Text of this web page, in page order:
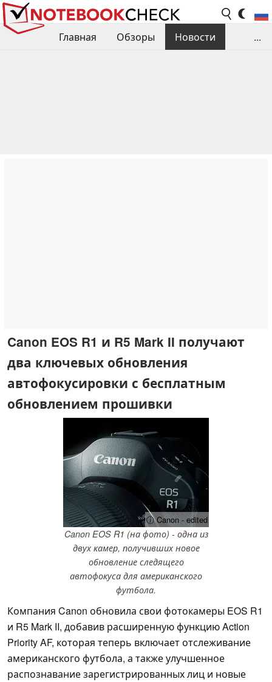
Главная Обзоры
Новости
...
Canon EOS R1 и R5 Mark II получают
два ключевых обновления
автофокусировки с бесплатным
обновлением прошивки
ⓘ Canon - edited
Canon EOS R1 (на фото) - одна из
двух камер, получивших новое
обновление следящего
автофокуса для американского
футбола.
Компания Canon обновила свои фотокамеры EOS R1
и R5 Mark II, добавив расширенную функцию Action
Priority AF, которая теперь включает отслеживание
американского футбола, а также улучшенное
распознавание зарегистрированных лиц и новые